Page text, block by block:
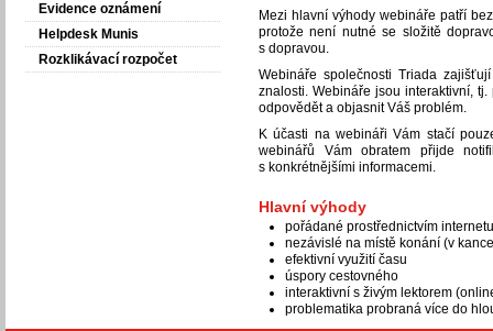
Mezi hlavní výhody webináře patří
protože není nutné se složitě
s dopravou.
Webináře společnosti Triada
znalosti. Webináře jsou interaktivní,
odpovědět a objasnit Váš problém.
K účasti na webináři Vám stačí
webinářů Vám obratem přijde
s konkrétnějšími informacemi.
Hlavní výhody
pořádané prostřednictvím internetu
nezávislé na místě konání (v
efektivní využití času
úspory cestovného
interaktivní s živým lektorem
problematika probraná více do
Evidence oznámení
Helpdesk Munis
Rozklikávací rozpočet